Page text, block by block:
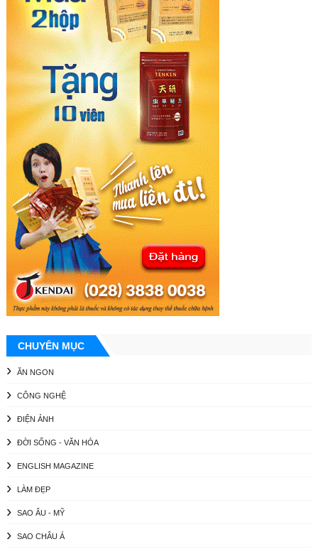
CHUYÊN MỤC
ĂN NGON
CÔNG NGHỆ
ĐIỆN ẢNH
ĐỜI SỐNG - VĂN HÓA
ENGLISH MAGAZINE
LÀM ĐẸP
SAO ÂU - MỸ
SAO CHÂU Á